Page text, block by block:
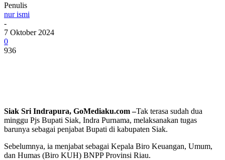
Penulis
nur ismi
-
7 Oktober 2024
0
936
Siak Sri Indrapura, GoMediaku.com –Tak terasa sudah dua
minggu Pjs Bupati Siak, Indra Purnama, melaksanakan tugas
barunya sebagai penjabat Bupati di kabupaten Siak.
Sebelumnya, ia menjabat sebagai Kepala Biro Keuangan, Umum,
dan Humas (Biro KUH) BNPP Provinsi Riau.